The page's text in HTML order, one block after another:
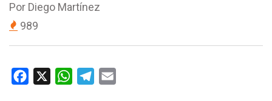
Por Diego Martínez
989
W